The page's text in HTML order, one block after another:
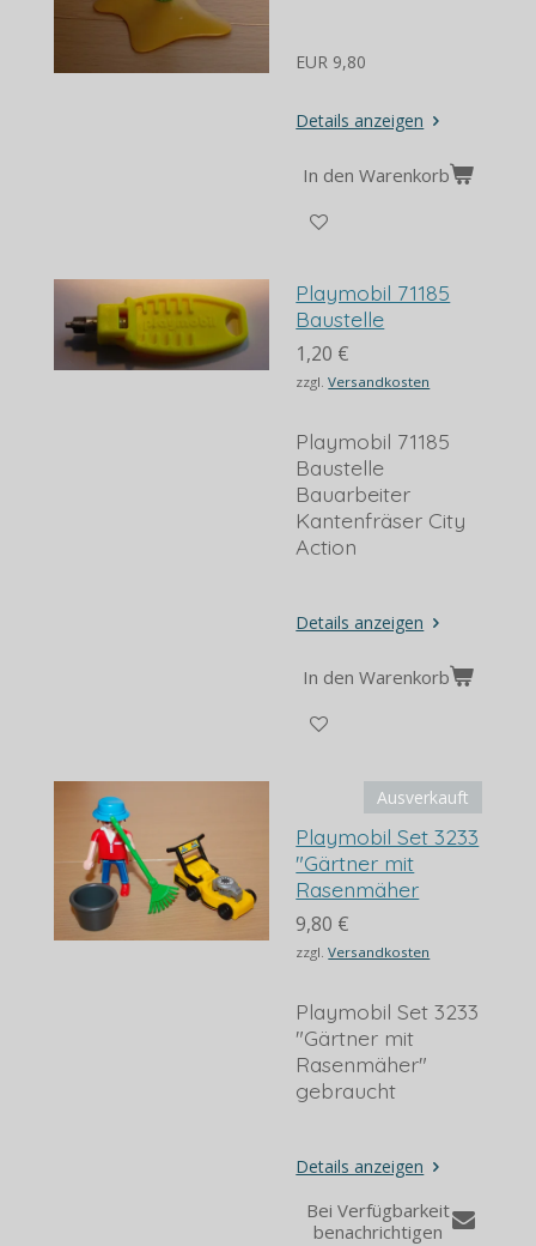
EUR 9,80
Details anzeigen
In den Warenkorb
Playmobil 71185
Baustelle
1,20 €
zzgl.Versandkosten
Playmobil 71185
Baustelle
Bauarbeiter
Kantenfräser City
Action
Details anzeigen
In den Warenkorb
Ausverkauft
Playmobil Set 3233
"Gärtner mit
Rasenmäher
9,80 €
zzgl.Versandkosten
Playmobil Set 3233
"Gärtner mit
Rasenmäher"
gebraucht
Details anzeigen
Bei Verfügbarkeit
benachrichtigen